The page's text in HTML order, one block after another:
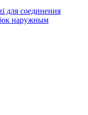
для соединения
наружным